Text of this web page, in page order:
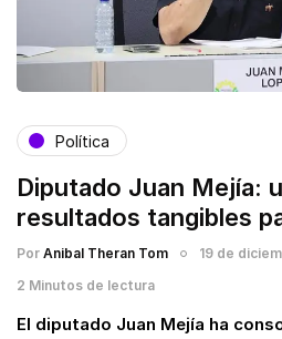
Política
Diputado Juan Mejía:
resultados tangibles
Por Anibal Theran Tom
19 de
2 Minutos de lectura
El diputado Juan Mejía ha